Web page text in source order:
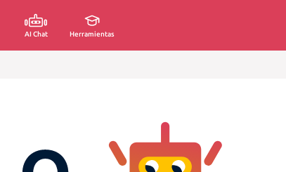
AI Chat Herramientas